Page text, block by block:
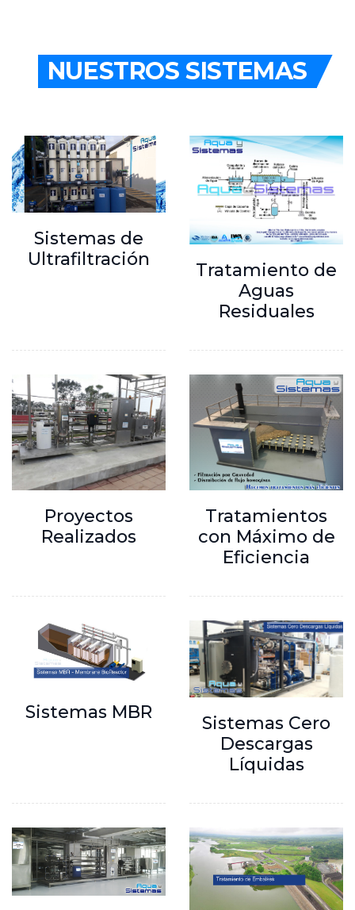
NUESTROS SISTEMAS
Sistemas de
Ultrafiltración
Tratamiento de
Aguas
Residuales
Proyectos
Realizados
Tratamientos
con Máximo de
Eficiencia
Sistemas MBR
Sistemas Cero
Descargas
Líquidas